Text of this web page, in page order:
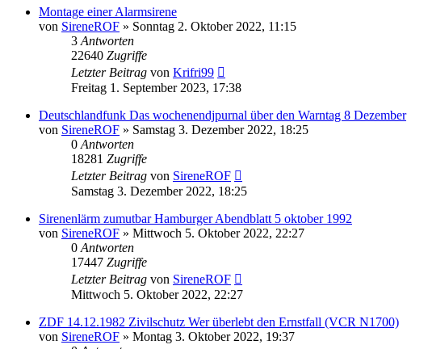
Montage einer Alarmsirene
von SireneROF » Sonntag 2. Oktober 2022, 11:15
3 Antworten
22640 Zugriffe
Letzter Beitrag von Krifri99
Freitag 1. September 2023, 17:38
Deutschlandfunk Das wochenendjpurnal über den Warntag 8 Dezember
von SireneROF » Samstag 3. Dezember 2022, 18:25
0 Antworten
18281 Zugriffe
Letzter Beitrag von SireneROF
Samstag 3. Dezember 2022, 18:25
Sirenenlärm zumutbar Hamburger Abendblatt 5 oktober 1992
von SireneROF » Mittwoch 5. Oktober 2022, 22:27
0 Antworten
17447 Zugriffe
Letzter Beitrag von SireneROF
Mittwoch 5. Oktober 2022, 22:27
ZDF 14.12.1982 Zivilschutz Wer überlebt den Ernstfall (VCR N1700)
von SireneROF » Montag 3. Oktober 2022, 19:37